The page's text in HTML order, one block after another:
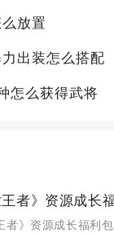
放置
出装怎么搭配
怎么获得武将
者》资源成长福利包